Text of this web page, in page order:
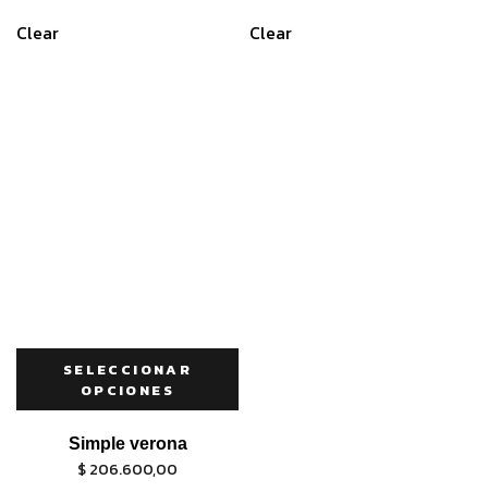
Clear Clear
SELECCIONAR
OPCIONES
Simple verona
$206.600,00